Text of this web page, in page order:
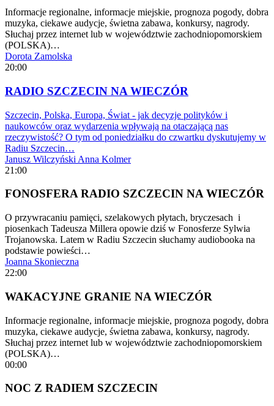
Informacje regionalne, informacje miejskie, prognoza pogody, dobra
muzyka, ciekawe audycje, świetna zabawa, konkursy, nagrody.
Słuchaj przez internet lub w województwie zachodniopomorskiem
(POLSKA)…
Dorota Zamolska
20:00
RADIO SZCZECIN NA WIECZÓR
Szczecin, Polska, Europa, Świat - jak decyzje polityków i
naukowców oraz wydarzenia wpływają na otaczającą nas
rzeczywistość? O tym od poniedziałku do czwartku dyskutujemy w
Radiu Szczecin…
Janusz Wilczyński Anna Kolmer
21:00
FONOSFERA RADIO SZCZECIN NA WIECZÓR
O przywracaniu pamięci, szelakowych płytach, bryczesach i
piosenkach Tadeusza Millera opowie dziś w Fonosferze Sylwia
Trojanowska. Latem w Radiu Szczecin słuchamy audiobooka na
podstawie powieści…
Joanna Skonieczna
22:00
WAKACYJNE GRANIE NA WIECZÓR
Informacje regionalne, informacje miejskie, prognoza pogody, dobra
muzyka, ciekawe audycje, świetna zabawa, konkursy, nagrody.
Słuchaj przez internet lub w województwie zachodniopomorskiem
(POLSKA)…
00:00
NOC Z RADIEM SZCZECIN